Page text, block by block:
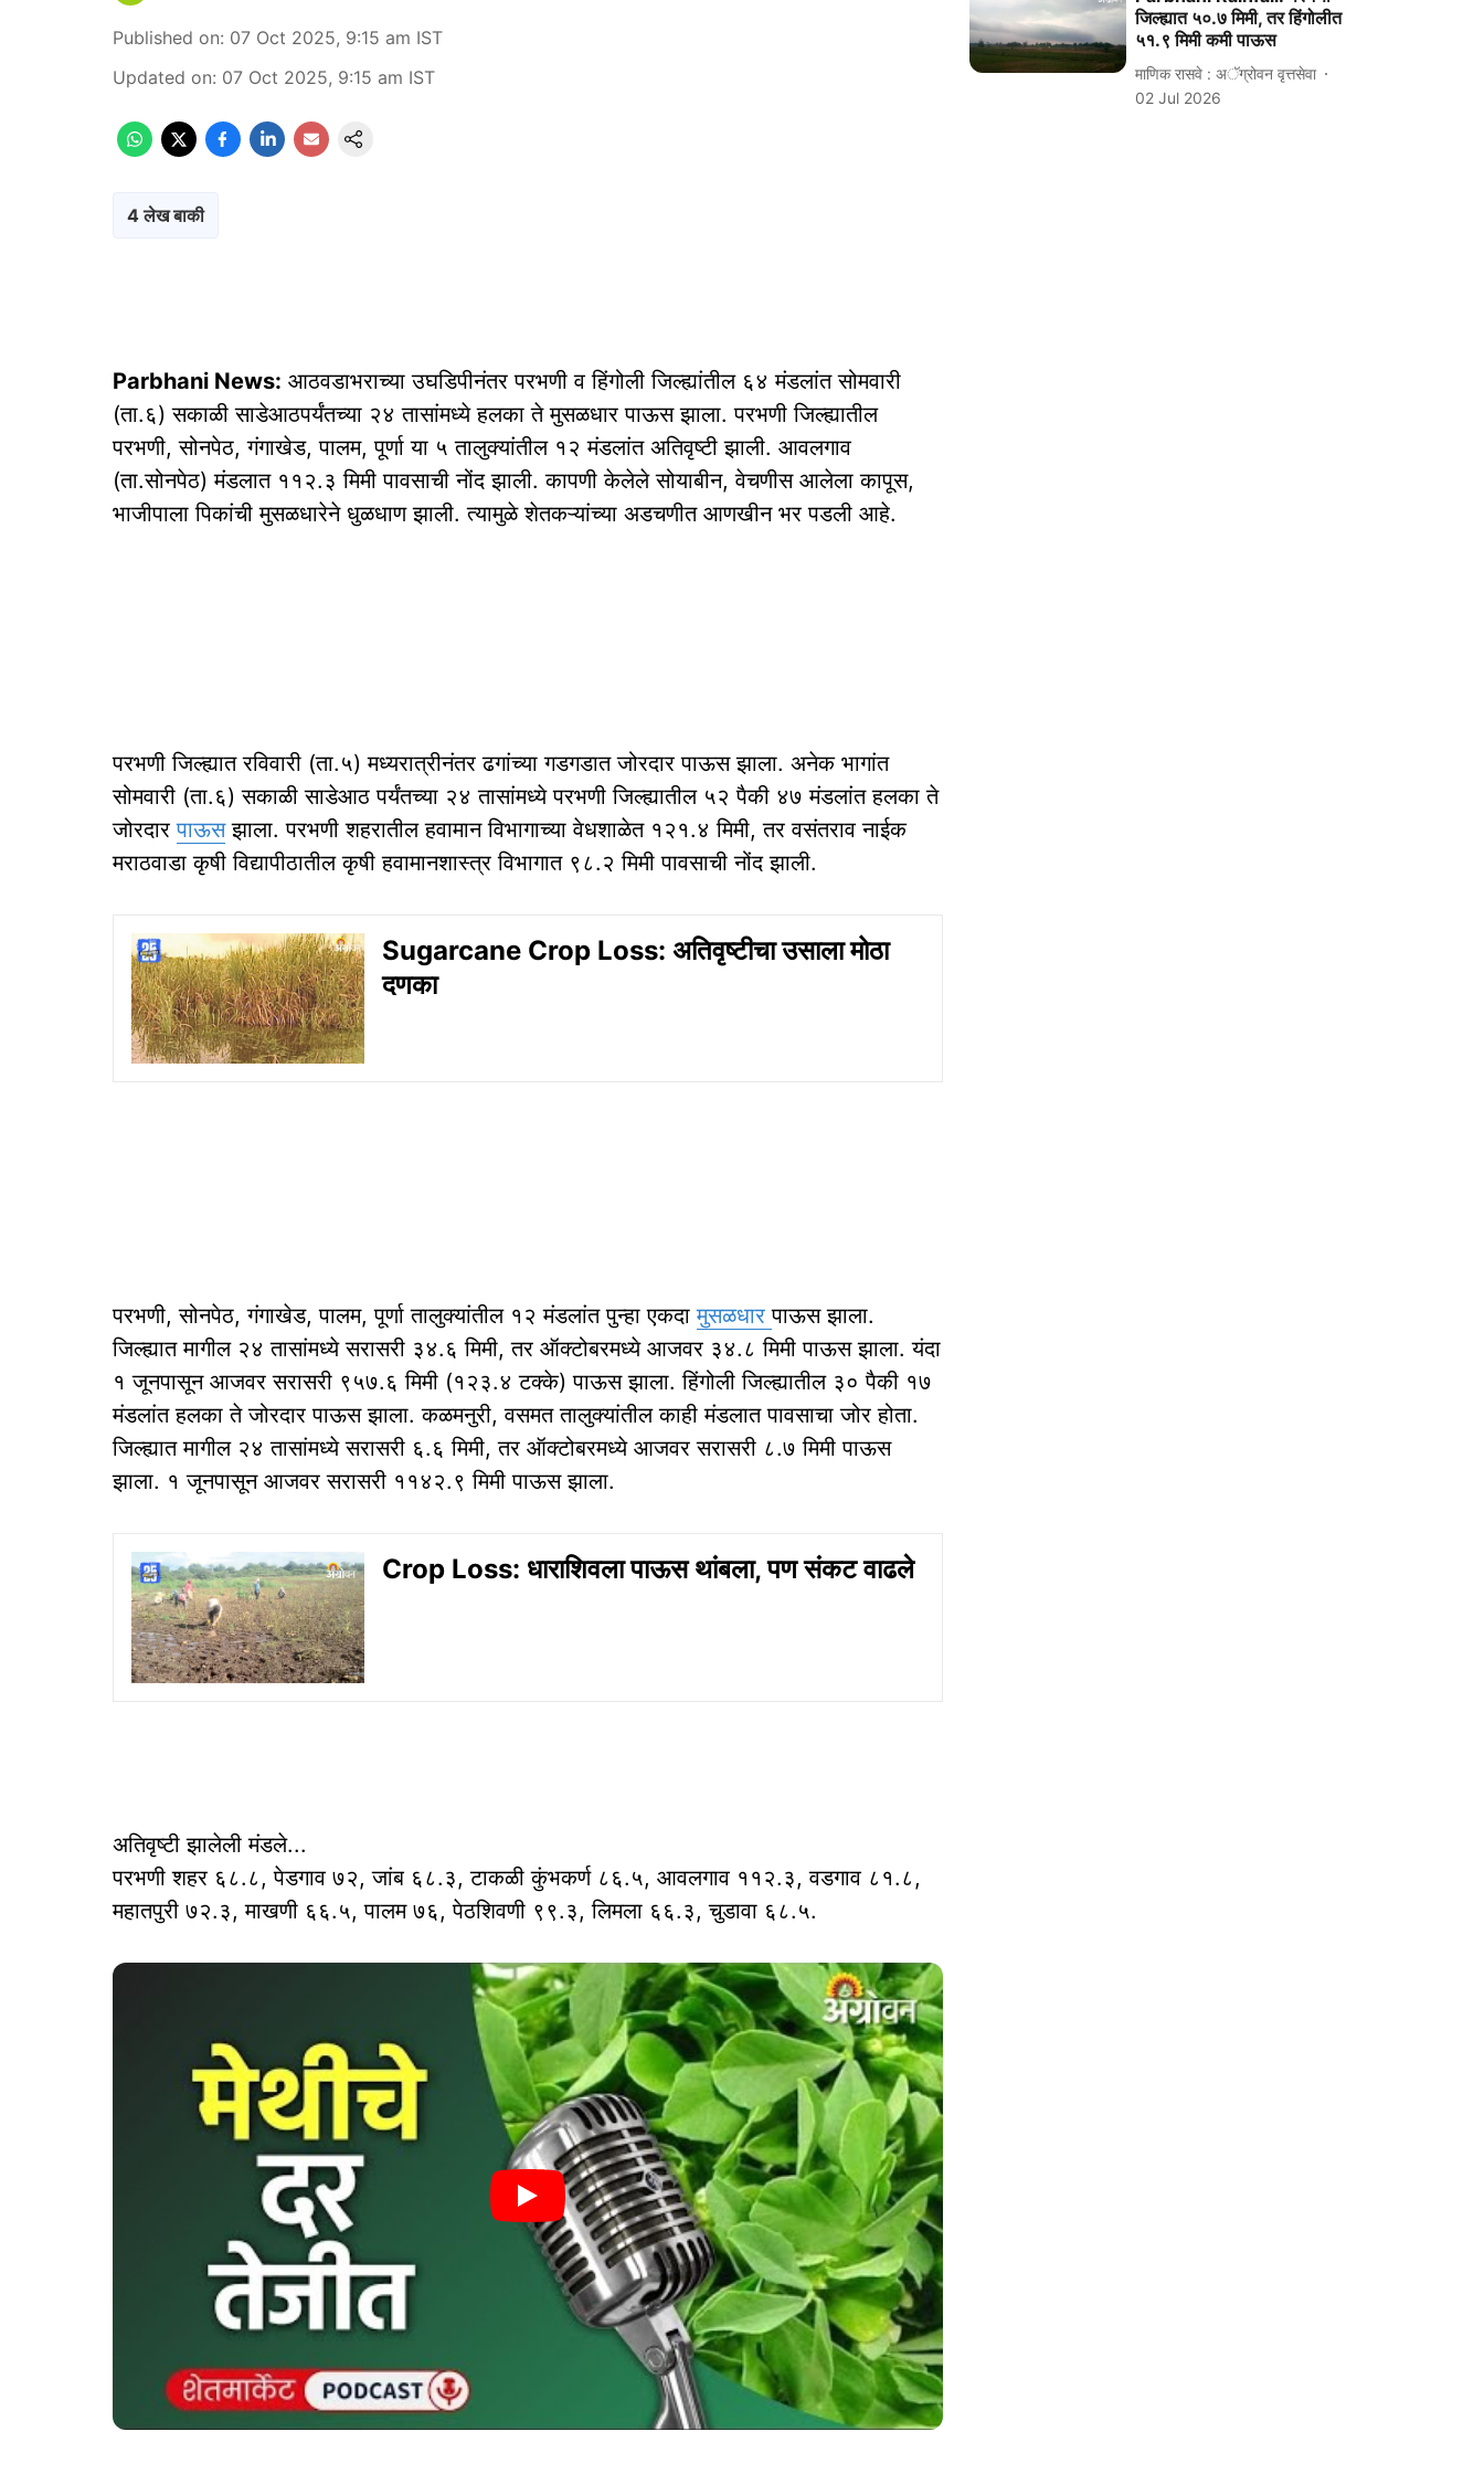
Published on: 07 Oct 2025, 9:15 am IST
Updated on: 07 Oct 2025, 9:15 am IST
4 लेख बाकी
Parbhani News: आठवडाभराच्या उघडिपीनंतर परभणी व हिंगोली जिल्ह्यांतील ६४ मंडलांत सोमवारी
(ता.६) सकाळी साडेआठपर्यंतच्या २४ तासांमध्ये हलका ते मुसळधार पाऊस झाला. परभणी जिल्ह्यातील
परभणी, सोनपेठ, गंगाखेड, पालम, पूर्णा या ५ तालुक्यांतील १२ मंडलांत अतिवृष्टी झाली. आवलगाव
(ता.सोनपेठ) मंडलात ११२.३ मिमी पावसाची नोंद झाली. कापणी केलेले सोयाबीन, वेचणीस आलेला कापूस,
भाजीपाला पिकांची मुसळधारेने धुळधाण झाली. त्यामुळे शेतकऱ्यांच्या अडचणीत आणखीन भर पडली आहे.
परभणी जिल्ह्यात रविवारी (ता.५) मध्यरात्रीनंतर ढगांच्या गडगडात जोरदार पाऊस झाला. अनेक भागांत
सोमवारी (ता.६) सकाळी साडेआठ पर्यंतच्या २४ तासांमध्ये परभणी जिल्ह्यातील ५२ पैकी ४७ मंडलांत हलका ते
जोरदारपाऊसझाला. परभणी शहरातील हवामान विभागाच्या वेधशाळेत १२१.४ मिमी, तर वसंतराव नाईक
मराठवाडा कृषी विद्यापीठातील कृषी हवामानशास्त्र विभागात ९८.२ मिमी पावसाची नोंद झाली.
Sugarcane Crop Loss: अतिवृष्टीचा उसाला मोठा
दणका
परभणी, सोनपेठ, गंगाखेड, पालम, पूर्णा तालुक्यांतील १२ मंडलांत पुन्हा एकदामुसळधारपाऊस झाला.
जिल्ह्यात मागील २४ तासांमध्ये सरासरी ३४.६ मिमी, तर ऑक्टोबरमध्ये आजवर ३४.८ मिमी पाऊस झाला. यंदा
१ जूनपासून आजवर सरासरी ९५७.६ मिमी (१२३.४ टक्के) पाऊस झाला. हिंगोली जिल्ह्यातील ३० पैकी १७
मंडलांत हलका ते जोरदार पाऊस झाला. कळमनुरी, वसमत तालुक्यांतील काही मंडलात पावसाचा जोर होता.
जिल्ह्यात मागील २४ तासांमध्ये सरासरी ६.६ मिमी, तर ऑक्टोबरमध्ये आजवर सरासरी ८.७ मिमी पाऊस
झाला. १ जूनपासून आजवर सरासरी ११४२.९ मिमी पाऊस झाला.
Crop Loss: धाराशिवला पाऊस थांबला, पण संकट वाढले
अतिवृष्टी झालेली मंडले...
परभणी शहर ६८.८, पेडगाव ७२, जांब ६८.३, टाकळी कुंभकर्ण ८६.५, आवलगाव ११२.३, वडगाव ८१.८,
महातपुरी ७२.३, माखणी ६६.५, पालम ७६, पेठशिवणी ९९.३, लिमला ६६.३, चुडावा ६८.५.
जिल्ह्यात ५०.७ मिमी, तर हिंगोलीत
५१.९ मिमी कमी पाऊस
माणिक रासवे : अॅग्रोवन वृत्तसेवा
02 Jul 2026